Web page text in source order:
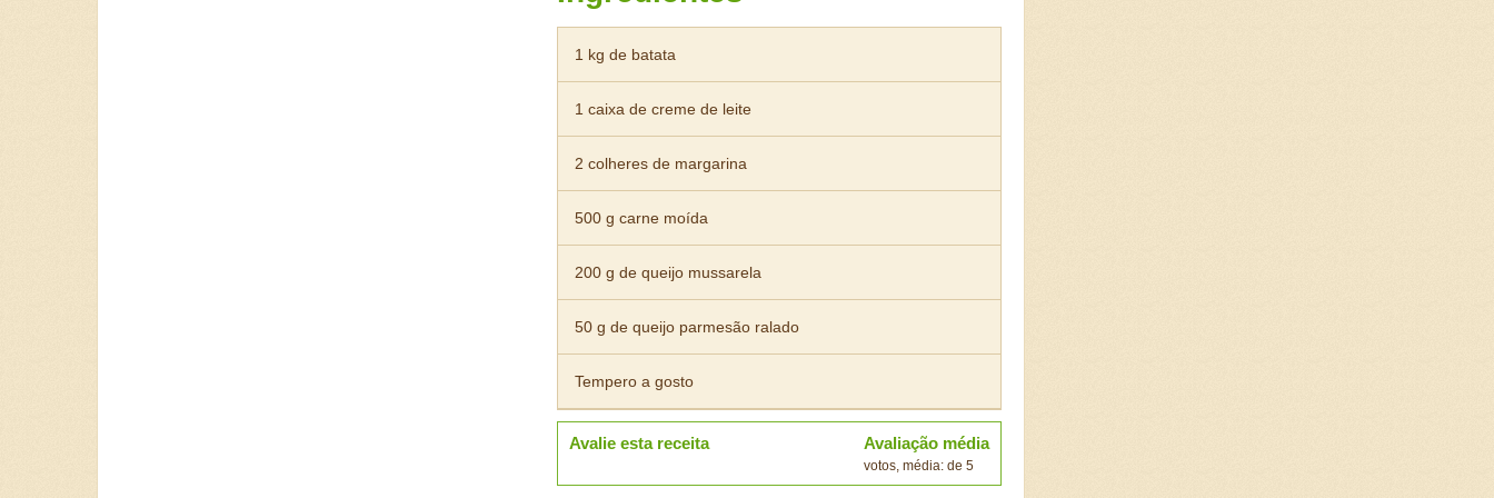
1 kg de batata
1 caixa de creme de leite
2 colheres de margarina
500 g carne moída
200 g de queijo mussarela
50 g de queijo parmesão ralado
Tempero a gosto
Avalie esta receita Avaliação média
votos, média: de 5